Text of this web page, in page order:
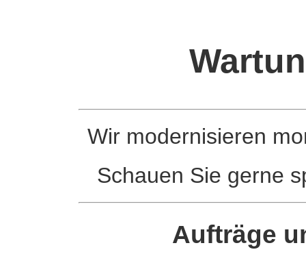
Wir modernisieren
Schauen Sie gerne
Aufträge